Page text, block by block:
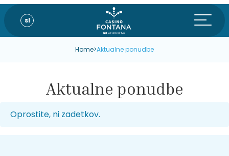
sl
Home>Aktualne ponudbe
Aktualne ponudbe
Oprostite, ni zadetkov.